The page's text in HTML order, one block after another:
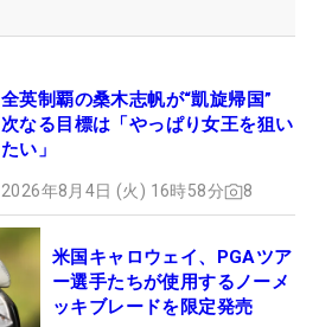
全英制覇の桑木志帆が“凱旋帰国”
次なる目標は「やっぱり女王を狙い
たい」
2026年8月4日 (火) 16時58分 8
米国キャロウェイ、PGAツア
ー選手たちが使用するノーメ
ッキブレードを限定発売